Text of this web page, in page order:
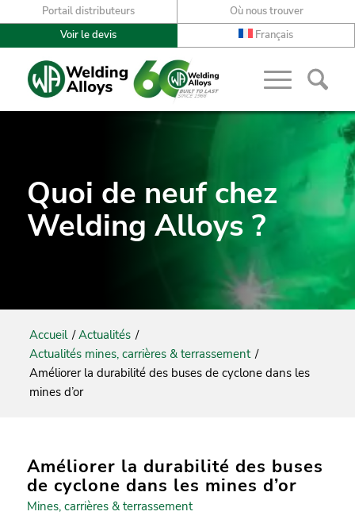
Portail distributeurs
Où nous trouver
Voir le devis
Français
Quoi de neuf chez
Welding Alloys ?
Accueil / Actualités /
Actualités mines, carrières & terrassement /
Améliorer la durabilité des buses de cyclone dans les
mines d’or
Améliorer la durabilité des buses
de cyclone dans les mines d’or
Mines, carrières & terrassement